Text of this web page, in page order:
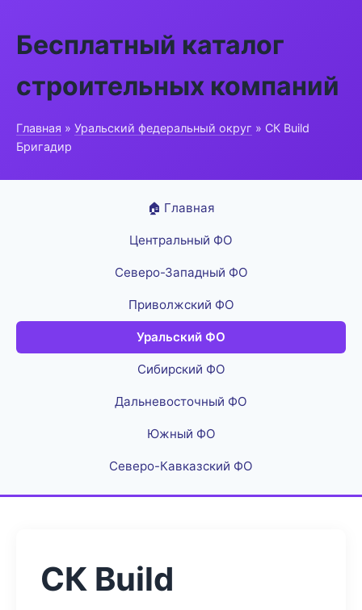
Бесплатный каталог
строительных компаний
Главная » Уральский федеральный округ » СК Build
Бригадир
🏠 Главная
Центральный ФО
Северо-Западный ФО
Приволжский ФО
Уральский ФО
Сибирский ФО
Дальневосточный ФО
Южный ФО
Северо-Кавказский ФО
СК Build